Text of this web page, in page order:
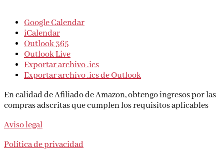
Google Calendar
iCalendar
Outlook 365
Outlook Live
Exportar archivo .ics
Exportar archivo .ics de Outlook
En calidad de Afiliado de Amazon, obtengo ingresos por las
compras adscritas que cumplen los requisitos aplicables
Aviso legal
Política de privacidad